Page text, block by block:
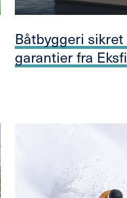
Båtbyggeri
garantier fra